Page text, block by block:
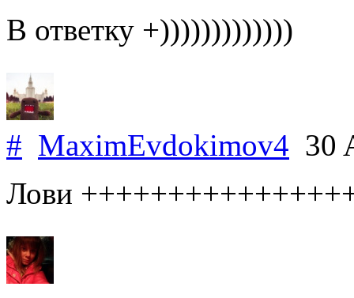
В ответку +)))))))))))))
# MaximEvdokimov4 30
Лови